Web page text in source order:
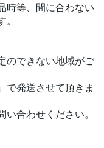
時等、間に合わない
。
のできない地域がご
で発送させて頂きま
合わせください。